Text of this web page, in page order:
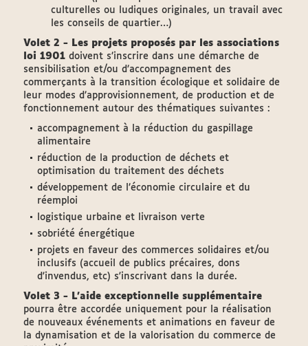
culturelles ou ludiques originales, un travail avec
les conseils de quartier…)
Volet 2 - Les projets proposés par les associations
loi 1901 doivent s’inscrire dans une démarche de
sensibilisation et/ou d’accompagnement des
commerçants à la transition écologique et solidaire de
leur modes d’approvisionnement, de production et de
fonctionnement autour des thématiques suivantes :
accompagnement à la réduction du gaspillage
alimentaire
réduction de la production de déchets et
optimisation du traitement des déchets
développement de l’économie circulaire et du
réemploi
logistique urbaine et livraison verte
sobriété énergétique
projets en faveur des commerces solidaires et/ou
inclusifs (accueil de publics précaires, dons
d'invendus, etc) s'inscrivant dans la durée.
Volet 3 - L’aide exceptionnelle supplémentaire
pourra être accordée uniquement pour la réalisation
de nouveaux événements et animations en faveur de
la dynamisation et de la valorisation du commerce de